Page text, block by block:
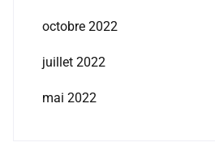
octobre 2022
juillet 2022
mai 2022